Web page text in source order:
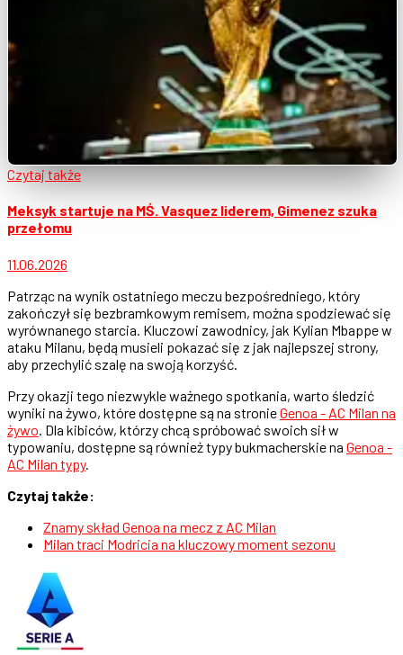
Czytaj także
Meksyk startuje na MŚ. Vasquez liderem, Gimenez szuka
przełomu
11.06.2026
Patrząc na wynik ostatniego meczu bezpośredniego, który
zakończył się bezbramkowym remisem, można spodziewać się
wyrównanego starcia. Kluczowi zawodnicy, jak Kylian Mbappe w
ataku Milanu, będą musieli pokazać się z jak najlepszej strony,
aby przechylić szalę na swoją korzyść.
Przy okazji tego niezwykle ważnego spotkania, warto śledzić
wyniki na żywo, które dostępne są na stronieGenoa - AC Milan na
żywo . Dla kibiców, którzy chcą spróbować swoich sił w
typowaniu, dostępne są również typy bukmacherskie na Genoa -
AC Milan typy.
Czytaj także:
Znamy skład Genoa na mecz z AC Milan
Milan traci Modricia na kluczowy moment sezonu